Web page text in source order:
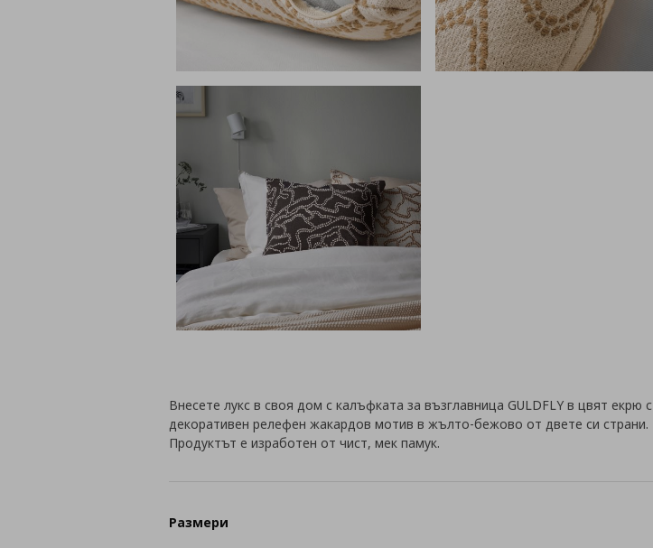
Внесете лукс в своя дом с калъфката за възглавница GULDFLY в цвят екрю с
декоративен релефен жакардов мотив в жълто-бежово от двете си страни.
Продуктът е изработен от чист, мек памук.
Размери